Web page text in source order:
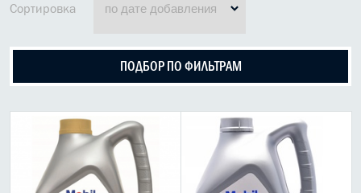
Масло Top Tec
Универсальные масла
HC-синтетические масла
Специальные масла
Минеральные масла
Масло для авто с пробегом
Сортировка
ПОДБОР ПО ФИЛЬТРАМ